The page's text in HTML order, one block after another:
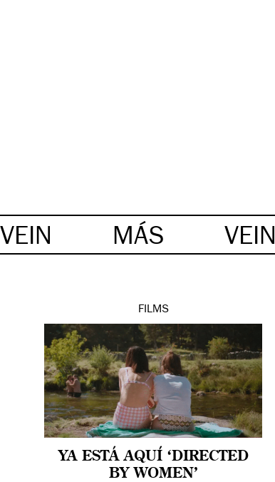
VEIN MÁS VEIN
FILMS
YA ESTÁ AQUÍ ‘DIRECTED
BY WOMEN’